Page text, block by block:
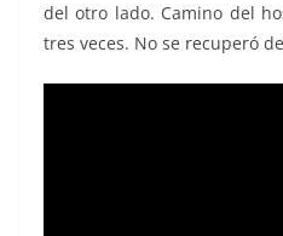
del otro lado. Camino del
tres veces. No se recuperó